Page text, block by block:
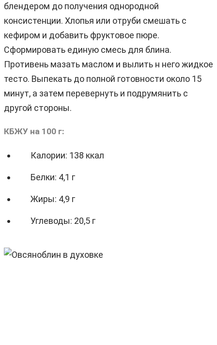
блендером до получения однородной
консистенции. Хлопья или отруби смешать с
кефиром и добавить фруктовое пюре.
Сформировать единую смесь для блина.
Противень мазать маслом и вылить н него жидкое
тесто. Выпекать до полной готовности около 15
минут, а затем перевернуть и подрумянить с
другой стороны.
КБЖУ на 100 г:
Калории: 138 ккал
Белки: 4,1 г
Жиры: 4,9 г
Углеводы: 20,5 г